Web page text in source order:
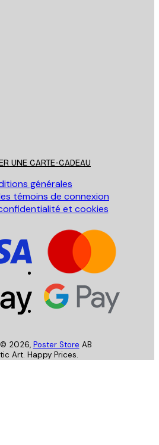
UNE CARTE-CADEAU
générales
témoins de connexion
et cookies
2026, Poster Store AB
Art. Happy Prices.